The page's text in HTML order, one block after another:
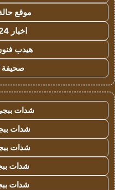
موقع
اخبار 24 ساعة
هيدب
صحيفة
شدات
شدات
شدات
شدات
شدات